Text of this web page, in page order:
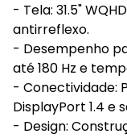
- Tela: 31.5"
antirreflexo.
- Desempenho
até 180 Hz e
- Conectividade:
DisplayPort 1.4 e
- Design: